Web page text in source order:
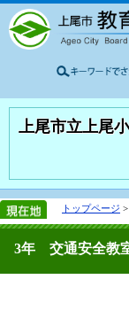
上尾市立上尾
トップページ >
3年 交通安全教